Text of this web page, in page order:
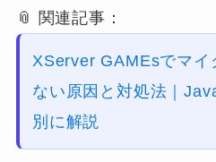
📎 関連記事：
XServer GAMEsでマイ
ない原因と対処法｜
別に解説